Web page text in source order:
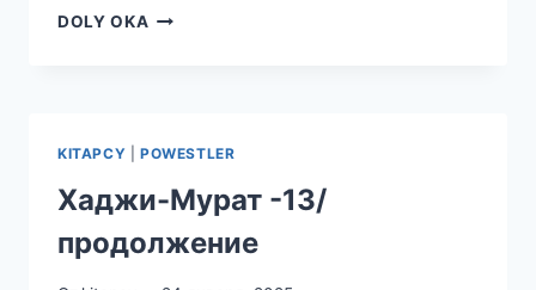
DOLY OKA ХАДЖИ-
KITAPCY POWESTLER
Хаджи-Мурат -13/
продолжение